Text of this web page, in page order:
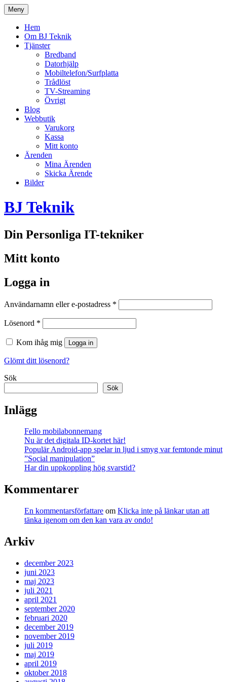
Hoppa
till
innehåll
Meny
Hem
Om BJ Teknik
Tjänster
Bredband
Datorhjälp
Mobiltelefon/Surfplatta
Trådlöst
TV-Streaming
Övrigt
Blog
Webbutik
Varukorg
Kassa
Mitt konto
Ärenden
Mina Ärenden
Skicka Ärende
Bilder
BJ Teknik
Din Personliga IT-tekniker
Mitt konto
Logga in
Användarnamn eller e-postadress *
Lösenord *
Kom ihåg mig Logga in
Glömt ditt lösenord?
Sök
Sök
Inlägg
Fello mobilabonnemang
Nu är det digitala ID-kortet här!
Populär Android-app spelar in ljud i smyg var femtonde minut
”Social manipulation”
Har din uppkoppling hög svarstid?
Kommentarer
En kommentarsförfattare om Klicka inte på länkar utan att
tänka igenom om den kan vara av ondo!
Arkiv
december 2023
juni 2023
maj 2023
juli 2021
april 2021
september 2020
februari 2020
december 2019
november 2019
juli 2019
maj 2019
april 2019
oktober 2018